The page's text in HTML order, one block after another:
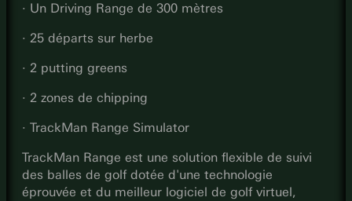
· Un Driving Range de 300 mètres
· 25 départs sur herbe
· 2 putting greens
· 2 zones de chipping
· TrackMan Range Simulator
TrackMan Range est une solution flexible de suivi
des balles de golf dotée d'une technologie
éprouvée et du meilleur logiciel de golf virtuel,